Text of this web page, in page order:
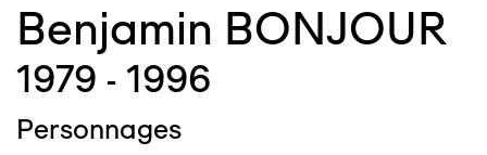
Benjamin BONJOUR
1979 - 1996
Personnages